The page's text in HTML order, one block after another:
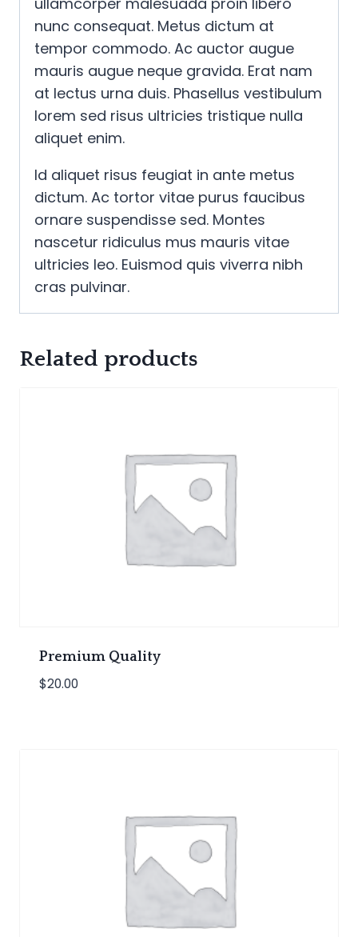
nunc consequat. Metus dictum at
tempor commodo. Ac auctor augue
mauris augue neque gravida. Erat nam
at lectus urna duis. Phasellus vestibulum
lorem sed risus ultricies tristique nulla
aliquet enim.
Id aliquet risus feugiat in ante metus
dictum. Ac tortor vitae purus faucibus
ornare suspendisse sed. Montes
nascetur ridiculus mus mauris vitae
ultricies leo. Euismod quis viverra nibh
cras pulvinar.
Related products
Premium Quality
$20.00